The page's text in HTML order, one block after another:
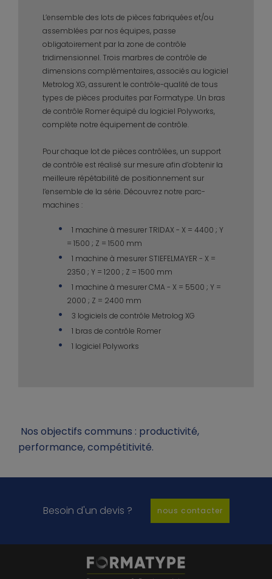
L’ensemble des lots de pièces fabriquées et/ou
assemblées par nos équipes, passe
obligatoirement par la zone de contrôle
tridimensionnel. Trois marbres de contrôle de
dimensions complémentaires, associés au logiciel
Metrolog XG, assurent le contrôle-qualité de tous
types de pièces produites par Formatype. Un bras
de contrôle Romer équipé du logiciel Polyworks,
complète notre équipement de contrôle.
Pour chaque lot de pièces contrôlées, un support
de contrôle est réalisé sur mesure afin d’obtenir la
meilleure répétabilité de positionnement sur
l’ensemble de la série. Découvrez notre parc-
machines :
1 machine à mesurer TRIDAX - X = 4400 ; Y
= 1500 ; Z = 1500 mm
1 machine à mesurer STIEFELMAYER - X =
2350 ; Y = 1200 ; Z = 1500 mm
1 machine à mesurer CMA - X = 5500 ; Y =
2000 ; Z = 2400 mm
3 logiciels de contrôle Metrolog XG
1 bras de contrôle Romer
1 logiciel Polyworks
Nos objectifs communs : productivité,
performance, compétitivité.
Besoin d'un devis ? nous contacter